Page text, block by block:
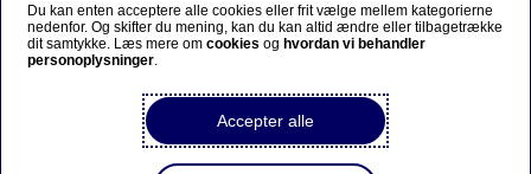
2. YouTube huser/lagrer videoer på sine servere for
Nordea.
3. YouTube efterlader cookies på brugernes enheder, når
de besøger en Nordea-side med en YouTube-video, fx:
Du kan enten acceptere alle cookies eller frit vælge mellem kategorierne
nedenfor. Og skifter du mening, kan du kan altid ændre eller tilbagetrække
dit samtykke. Læs mere omcookies og hvordan vi behandler
personoplysninger.
Accepter alle